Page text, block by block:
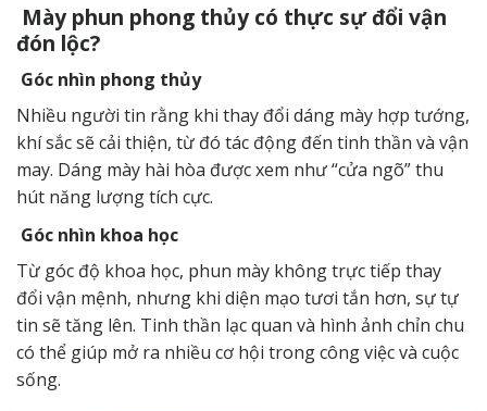
Mày phun phong thủy có thực sự đổi vận
đón lộc?
Góc nhìn phong thủy
Nhiều người tin rằng khi thay đổi dáng mày hợp tướng,
khí sắc sẽ cải thiện, từ đó tác động đến tinh thần và vận
may. Dáng mày hài hòa được xem như “cửa ngõ” thu
hút năng lượng tích cực.
Góc nhìn khoa học
Từ góc độ khoa học, phun mày không trực tiếp thay
đổi vận mệnh, nhưng khi diện mạo tươi tắn hơn, sự tự
tin sẽ tăng lên. Tinh thần lạc quan và hình ảnh chỉn chu
có thể giúp mở ra nhiều cơ hội trong công việc và cuộc
sống.